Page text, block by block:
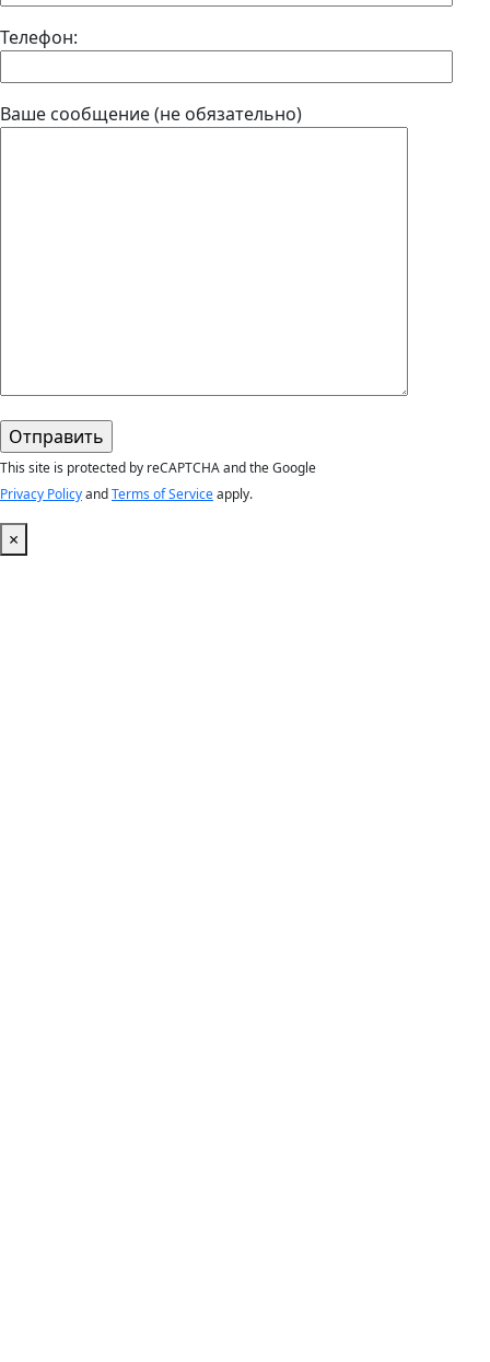
Телефон:
Ваше сообщение (не обязательно)
This site is protected by reCAPTCHA and the Google
Privacy PolicyandTerms of Serviceapply.
×